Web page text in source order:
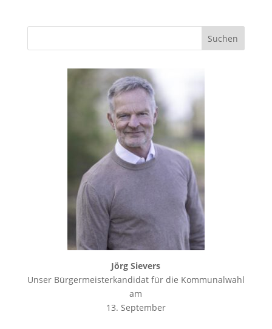
Jörg Sievers
Unser Bürgermeisterkandidat für die Kommunalwahl
am
13. September